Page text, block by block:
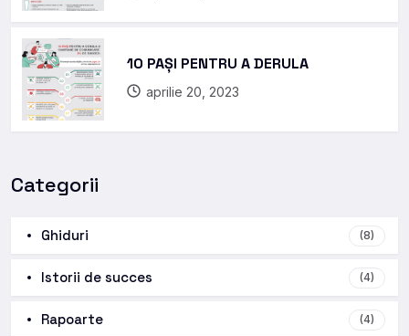
10 PAȘI PENTRU A DERULA
aprilie 20, 2023
Categorii
Ghiduri (8)
Istorii de succes (4)
Rapoarte (4)